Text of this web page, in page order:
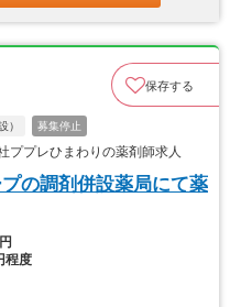
保存する
） 募集停止
プレひまわりの薬剤師求人
の調剤併設薬局にて薬
程度